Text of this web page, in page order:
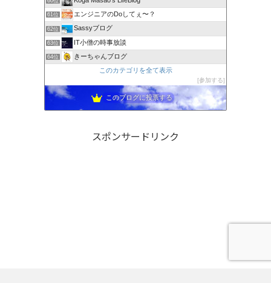
61位 エンジニアのDoしてぇ〜？
62位 Sassyブログ
63位 IT小僧の時事放談
64位
きーちゃんブログ
このカテゴリを全て表示
参加する
このブログに投票する
スポンサードリンク